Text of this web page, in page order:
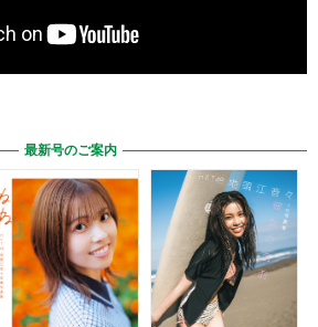
最新号のご案内